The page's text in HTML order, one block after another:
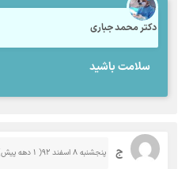
دکتر محمد جباری
سلامت باشيد
ج پنجشنبه ۸ اسفند ۹۲( 1 دهه پیش)